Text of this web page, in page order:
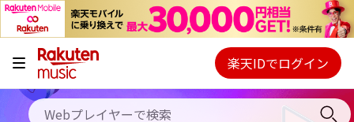
キャンペーン
料金プラン
使い方
Webプレイヤー
ご契約内容の確認・変更
楽天IDでログイン